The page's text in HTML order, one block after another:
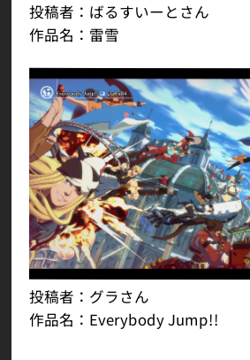
投稿者：ばるすいーとさん
作品名：雷雪
投稿者：グラさん
作品名：Everybody Jump!!